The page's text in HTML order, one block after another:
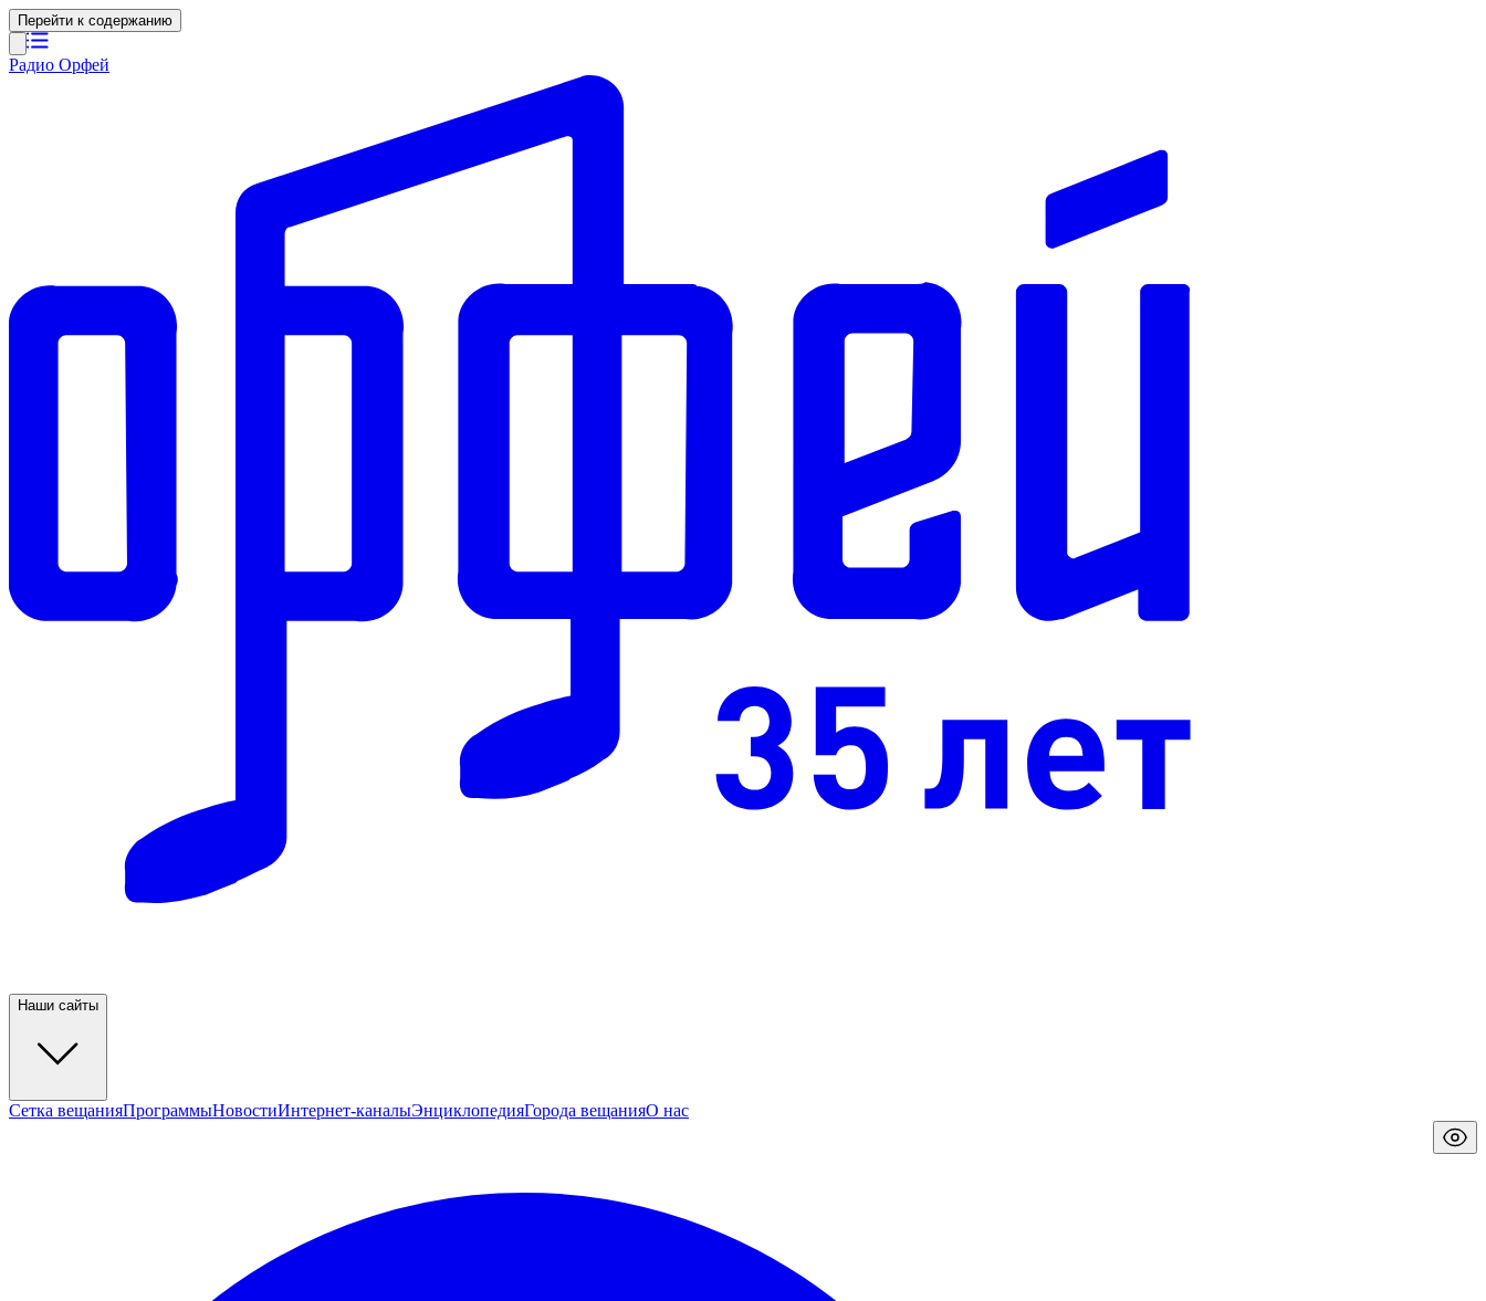
Перейти к содержанию
Радио Орфей
Наши сайты
Сетка вещанияПрограммыНовостиИнтернет-каналыЭнциклопедияГорода вещанияО нас